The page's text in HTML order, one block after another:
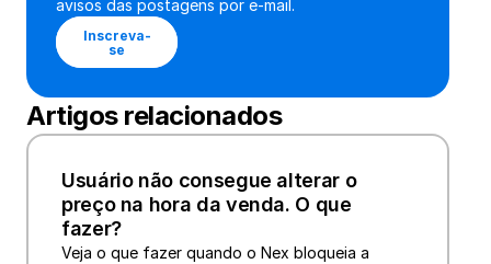
avisos das postagens por e-mail.
Inscreva-
se
Artigos relacionados
Usuário não consegue alterar o
preço na hora da venda. O que
fazer?
Veja o que fazer quando o Nex bloqueia a